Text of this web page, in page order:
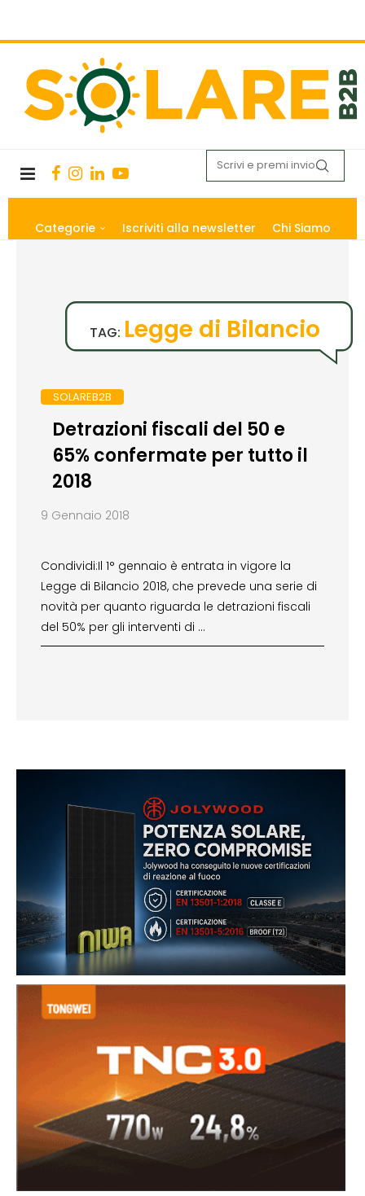
Categorie Iscriviti alla newsletter Chi Siamo
TAG: Legge di Bilancio
SOLAREB2B
Detrazioni fiscali del 50 e
65% confermate per tutto il
2018
9 Gennaio 2018
Condividi:Il 1° gennaio è entrata in vigore la
Legge di Bilancio 2018, che prevede una serie di
novità per quanto riguarda le detrazioni fiscali
del 50% per gli interventi di …